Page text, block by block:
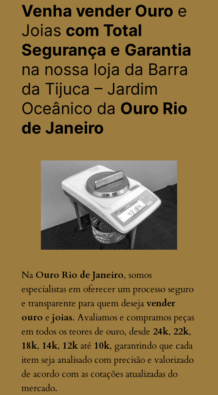
Venha vender Ouro e
Joias com Total
Segurança e Garantia
na nossa loja da Barra
da Tijuca – Jardim
Oceânico da Ouro Rio
de Janeiro
Na Ouro Rio de Janeiro, somos
especialistas em oferecer um processo seguro
e transparente para quem desejavender
ouro e joias. Avaliamos e compramos peças
em todos os teores de ouro, desde 24k, 22k,
18k, 14k, 12katé 10k, garantindo que cada
item seja analisado com precisão e valorizado
de acordo com as cotações atualizadas do
mercado.